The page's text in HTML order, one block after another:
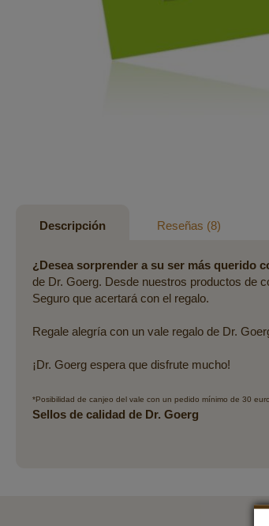
comienzo
galería
imágenes
Descripción
¿Desea sorprender a su ser más querido
de Dr. Goerg. Desde nuestros productos de
Seguro que acertará con el regalo.
Regale alegría con un vale regalo de Dr.
¡Dr. Goerg espera que disfrute mucho!
*Posibilidad de canjeo del vale con un pedido mínimo de 30
Sellos de calidad de Dr. Goerg
Reseñas 8